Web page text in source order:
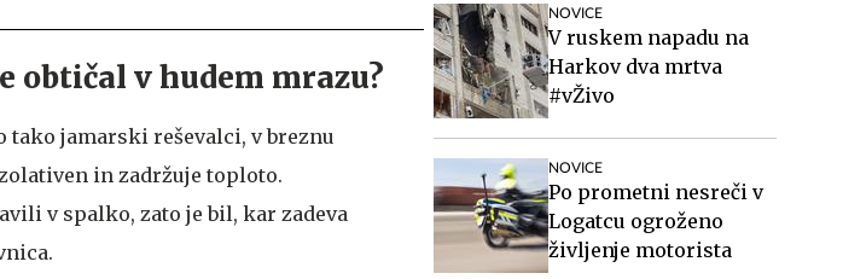
obtičal v hudem mrazu?
jamarski reševalci, v breznu
in zadržuje toploto.
v spalko, zato je bil, kar zadeva
NOVICE
V ruskem napadu na
Harkov dva mrtva
#vŽivo
NOVICE
Po prometni nesreči v
Logatcu ogroženo
življenje motorista